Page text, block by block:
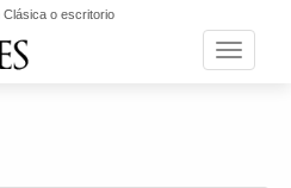
Clásica o escritorio
Toggle